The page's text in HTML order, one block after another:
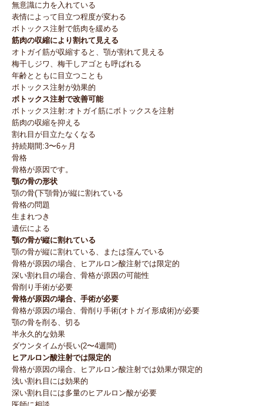
無意識に力を入れている
表情によって目立つ程度が変わる
ボトックス注射で筋肉を緩める
筋肉の収縮により割れて見える
オトガイ筋が収縮すると、顎が割れて見える
梅干しジワ、梅干しアゴとも呼ばれる
年齢とともに目立つことも
ボトックス注射が効果的
ボトックス注射で改善可能
ボトックス注射:オトガイ筋にボトックスを注射
筋肉の収縮を抑える
割れ目が目立たなくなる
持続期間:3〜6ヶ月
骨格
骨格が原因です。
顎の骨の形状
顎の骨(下顎骨)が縦に割れている
骨格の問題
生まれつき
遺伝による
顎の骨が縦に割れている
顎の骨が縦に割れている、または窪んでいる
骨格が原因の場合、ヒアルロン酸注射では限定的
深い割れ目の場合、骨格が原因の可能性
骨削り手術が必要
骨格が原因の場合、手術が必要
骨格が原因の場合、骨削り手術(オトガイ形成術)が必要
顎の骨を削る、切る
半永久的な効果
ダウンタイムが長い(2〜4週間)
ヒアルロン酸注射では限定的
骨格が原因の場合、ヒアルロン酸注射では効果が限定的
浅い割れ目には効果的
深い割れ目には多量のヒアルロン酸が必要